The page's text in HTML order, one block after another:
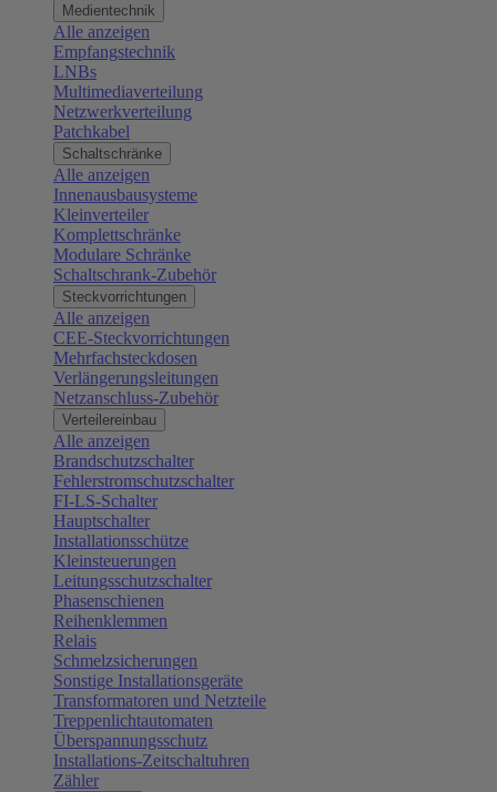
Medientechnik
Alle anzeigen
Empfangstechnik
LNBs
Multimediaverteilung
Netzwerkverteilung
Patchkabel
Schaltschränke
Alle anzeigen
Innenausbausysteme
Kleinverteiler
Komplettschränke
Modulare Schränke
Schaltschrank-Zubehör
Steckvorrichtungen
Alle anzeigen
CEE-Steckvorrichtungen
Mehrfachsteckdosen
Verlängerungsleitungen
Netzanschluss-Zubehör
Verteilereinbau
Alle anzeigen
Brandschutzschalter
Fehlerstromschutzschalter
FI-LS-Schalter
Hauptschalter
Installationsschütze
Kleinsteuerungen
Leitungsschutzschalter
Phasenschienen
Reihenklemmen
Relais
Schmelzsicherungen
Sonstige Installationsgeräte
Transformatoren und Netzteile
Treppenlichtautomaten
Überspannungsschutz
Installations-Zeitschaltuhren
Zähler